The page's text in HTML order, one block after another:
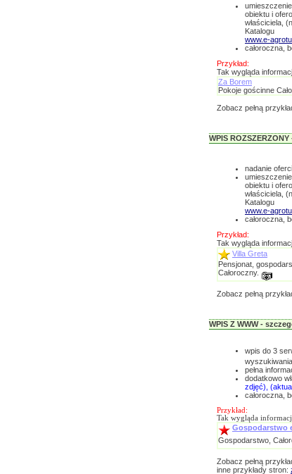
obiektu i
właściciela,
Katalogu
www.e-
całoroczna,
Przykład:
Tak wygląda
Za Borem
Pokoje gościnne
Zobacz pełną
WPIS
nadanie
obiektu i
właściciela,
Katalogu
www.e-
całoroczna,
Przykład:
Tak wygląda
Villa Greta
Pensjonat,
Całoroczny.
Zobacz pełną
WPIS Z WWW -
wpis do 3
wyszukiwania,
pełna
dodatkowo
zdjęć),
całoroczna,
Przykład:
Tak wygląda
Gospodarstwo
Gospodarstwo,
Zobacz pełną
inne przykłady stron: